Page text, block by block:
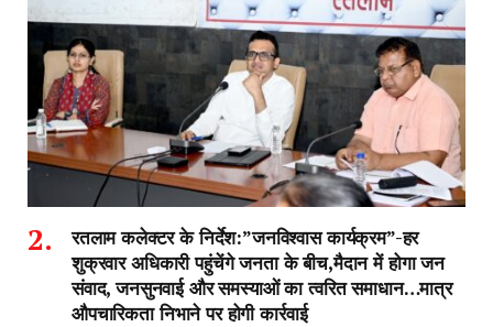
रतलाम कलेक्टर के निर्देश:”जनविश्वास कार्यक्रम”-हर
शुक्रवार अधिकारी पहुंचेंगे जनता के बीच,मैदान में होगा जन
संवाद, जनसुनवाई और समस्याओं का त्वरित समाधान…मात्र
औपचारिकता निभाने पर होगी कार्रवाई